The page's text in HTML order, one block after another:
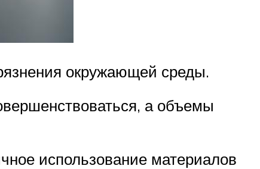
окружающей среды.
а объемы
использование материалов